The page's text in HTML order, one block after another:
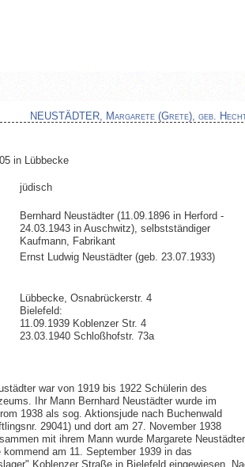
NEUSTÄDTER, Margarete (Grete), geb.
in Lübbecke
jüdisch
Bernhard Neustädter (11.09.1896 in Herford -
24.03.1943 in Auschwitz), selbstständiger
Kaufmann, Fabrikant
Ernst Ludwig Neustädter (geb. 23.07.1933)
Lübbecke, Osnabrückerstr. 4
Bielefeld:
11.09.1939 Koblenzer Str. 4
23.03.1940 Schloßhofstr. 73a
war von 1919 bis 1922 Schülerin des
Ihr Mann Bernhard Neustädter wurde im
1938 als sog. Aktionsjude nach Buchenwald
29041) und dort am 27. November 1938
mit ihrem Mann wurde Margarete Neustädter
kommend am 11. September 1939 in das
Koblenzer Straße in Bielefeld eingewiesen.